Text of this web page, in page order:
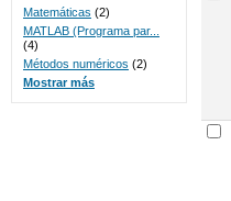
Matemáticas (2)
MATLAB (Programa par...
(4)
Métodos numéricos (2)
Mostrar más